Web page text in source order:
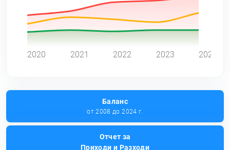
2020 2021 2022 2023 2024
Баланс
от 2008 до 2024 г.
Отчет за
Приходи и Разходи